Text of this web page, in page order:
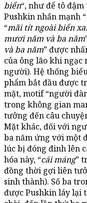
biển“, như để tô
Pushkin nhấn mạnh “
“mãi tít ngoài biển
mươi năm và ba năm
và ba năm” được
của ông lão khi ngạc
người). Hệ thống
phẩm bắt đầu được
mặt, motif “người
trong không gian
tưởng đến câu
Mặt khác, đối với
ba năm ứng với một
lúc bị đóng đinh lên
hóa này, “cái máng”
đồng thời gợi liên
sinh thành). Số ba
được Pushkin láy lại